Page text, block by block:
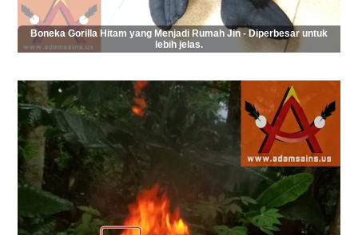
Boneka Gorilla Hitam yang Menjadi Rumah Jin - Diperbesar untuk
lebih jelas.